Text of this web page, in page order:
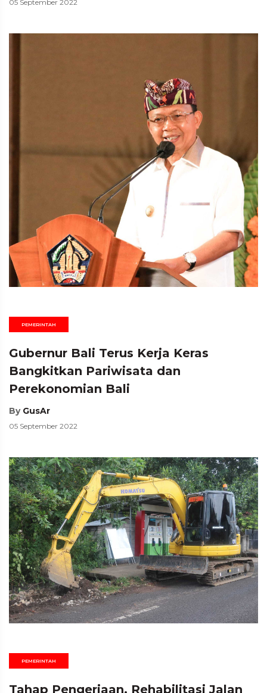
05 September 2022
PEMERINTAH
Gubernur Bali Terus Kerja Keras
Bangkitkan Pariwisata dan
Perekonomian Bali
By GusAr
05 September 2022
PEMERINTAH
Tahap Pengerjaan. Rehabilitasi Jalan